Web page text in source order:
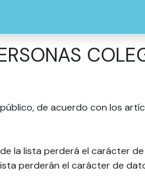
de acuerdo con los
la lista perderá el carácter
perderán el carácter de